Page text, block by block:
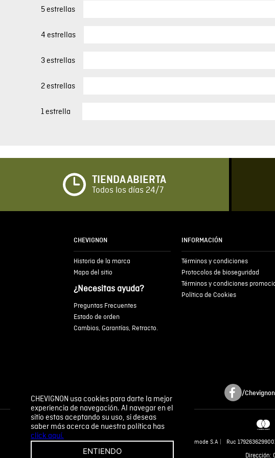
CHEVIGNON usa cookies para darte la mejor
experiencia de navegación. Al navegar en el
sitio estas aceptando su uso, si deseas
saber más acerca de nuestra política has
click aquí.
ENTIENDO
5 estrellas
4 estrellas
3 estrellas
2 estrellas
1 estrella
TIENDA ABIERTA
Todos los días 24/7
CHEVIGNON
Historia de la marca
Mapa del sitio
¿Necesitas ayuda?
Preguntas Frecuentes
Estado de orden
Cambios, Garantías, Retracto.
INFORMACIÓN
Términos y condiciones
Protocolos de bioseguridad
Términos y condiciones
Política de Cookies
/
Novomode S.A Ruc
Dirección: